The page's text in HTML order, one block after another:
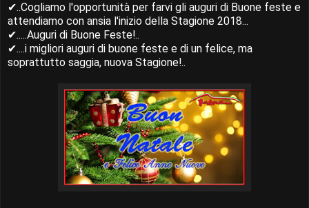
✔..Cogliamo l'opportunità per farvi gli auguri di Buone feste e
attendiamo con ansia l'inizio della Stagione 2018...
✔.....Auguri di Buone Feste!..
✔....i migliori auguri di buone feste e di un felice, ma
soprattutto saggia, nuova Stagione!..